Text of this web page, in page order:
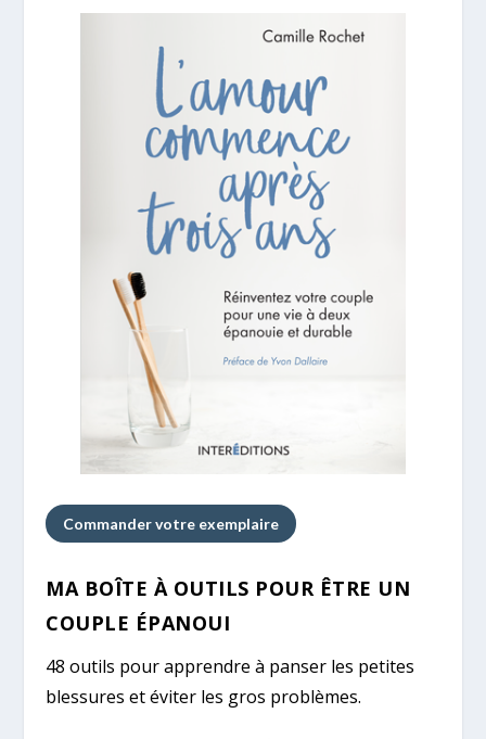
Commander votre exemplaire
MA BOÎTE À OUTILS POUR ÊTRE UN
COUPLE ÉPANOUI
48 outils pour apprendre à panser les petites
blessures et éviter les gros problèmes.